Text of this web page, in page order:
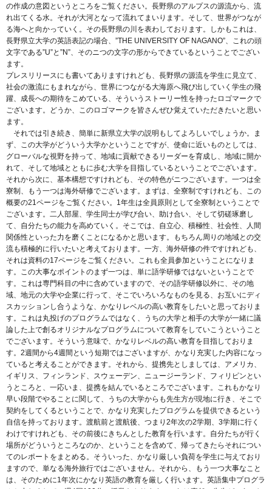
の作成の意図というところをご覧ください。長野県のアルプスの源流から、流
れ出てくる水。それが大河となって流れてまいります。そして、世界がつなが
る海へと向かっていく。その長野県の川を表わしております。しかもこれは、
長野県立大学の英語表記の場合、”THE UNIVERSITY OF NAGANO”、これの頭
文字である”U”と”N”、そのニつの文字の形からできているということでござい
ます。
プレスリリースにも書いてありますけれども、長野県の源流を学生に見立て、
社会の激流にもまれながら、世界につながる大海原へ飛び出していく学生の飛
躍、成長への期待をこめている、そういうストーリー性を持ったロゴマークで
ございます。どうか、このロゴマークを皆さんぜひ覚えていただきたいと思い
ます。
それでは引き続き、簡単に新県立大学の説明もしてよろしいでしょうか。ま
ず、この大学がどういう大学かということですが、使命に近いものとしては、
グローバルな視野を持って、地域に貢献できるリーダーを育成し、地域に開か
れて、そして地域とともに歩む大学を目指しているということでございます。
それから次に、基本構想ですけれども、その特色がニつございます。一つは全
寮制、もう一つは海外研修でございます。まずは、全寮制ですけれども、この
概要の21ページをご覧ください。1年生は全員原則として全寮制ということで
ございます。二人部屋、学生同士が学び合い、助け合い、そして切磋琢磨し
て、自分たちの能力を高めていく。そこでは、自立心、積極性、社会性、人間
関係性といった力を磨くことになるかと思います。もちろん周りの地域との交
流も積極的に行いたいと考えております。一方、海外研修の件ですけれども、
それは資料の17ページをご覧ください。これも全員参加ということになりま
す。この大事なポイントのまず一つは、単に語学研修ではないということで
す。これは専門科目の中に含めていますので、その語学研修以外に、その地
域、地元の大学や企業に行って、そこでいろいろなものを見る、お互いにディ
スカッションし合うような、かなりレベルの高い教育をしたいと思っておりま
す。これは丸投げのプログラムではなく、うちの大学と相手の大学が一緒に議
論した上で創るオリジナルなプログラムについて教育をしていこうということ
でございます。そういう意味で、かなりレベルの高い教育を目指しておりま
す。2週間から4週間という短期ではございますが、かなり充実した内容になっ
ていると考えることができます。それから、提携先としましては、アメリカ、
イギリス、フィンランド、スウェーデン、ニュージーランド、フィリピンとい
うところと、一応いま、提携を結んでいるところでございます。これもかなり
早い段階でやることに関して、うちの大学からも先生方が現地に行き、そこで
契約をしてくるということで、かなり充実したプログラムを提供できるという
自信を持っております。渡航前と渡航後、つまり2年次の2学期、3学期に行く
わけですけれども、その前後にきちんとした教育を行います。自分たちが行く
場所がどういうところなのか、ということを含めて、帰ってきたらそれについ
てのレポートをまとめる。そういった、かなり厳しい負荷を学生に与えており
ますので、単なる海外旅行ではございません。それから、もう一つ大事なこと
は、そのために1年次にかなり英語の教育を厳しく行います。英語集中プログラ